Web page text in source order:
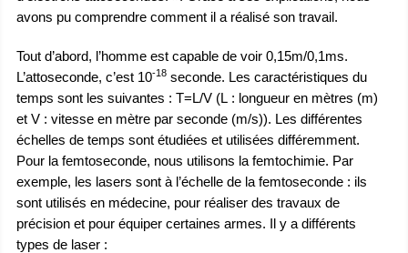
avons pu comprendre comment il a réalisé son travail.
Tout d’abord, l’homme est capable de voir 0,15m/0,1ms.
L’attoseconde, c’est 10-18 seconde. Les caractéristiques du
temps sont les suivantes : T=L/V (L : longueur en mètres (m)
et V : vitesse en mètre par seconde (m/s)). Les différentes
échelles de temps sont étudiées et utilisées différemment.
Pour la femtoseconde, nous utilisons la femtochimie. Par
exemple, les lasers sont à l’échelle de la femtoseconde : ils
sont utilisés en médecine, pour réaliser des travaux de
précision et pour équiper certaines armes. Il y a différents
types de laser :